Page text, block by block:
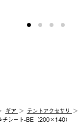
ギア テントアクセサリ
チシート-BE（200×140）